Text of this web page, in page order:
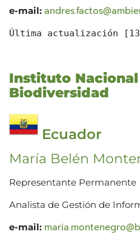
e-mail:
Última actualización
Instituto
Biodiversidad
Ecuador
María Belén
Representante Permanente
Analista de Gestión de
e-mail: